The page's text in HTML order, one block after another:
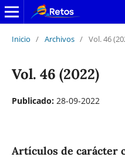
Inicio / Archivos / Vol. 46
Vol. 46 (2022)
Publicado: 28-09-2022
Artículos de carácter